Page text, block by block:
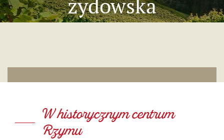
żydowska
W historycznym centrum
Rzymu